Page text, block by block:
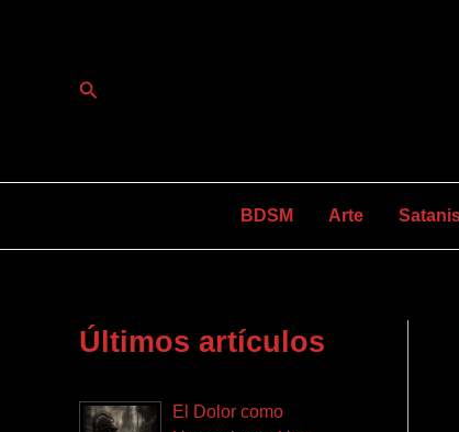
Buscar
BDSM Arte
Últimos artículos
El Dolor como